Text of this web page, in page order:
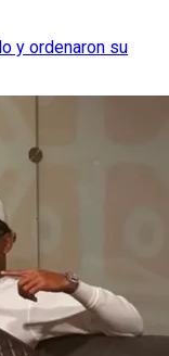
y ordenaron su